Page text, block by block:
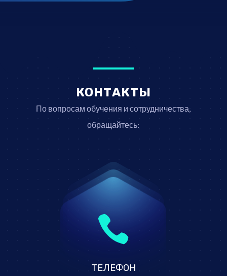
КОНТАКТЫ
По вопросам обучения и сотрудничества,
обращайтесь:

ТЕЛЕФОН